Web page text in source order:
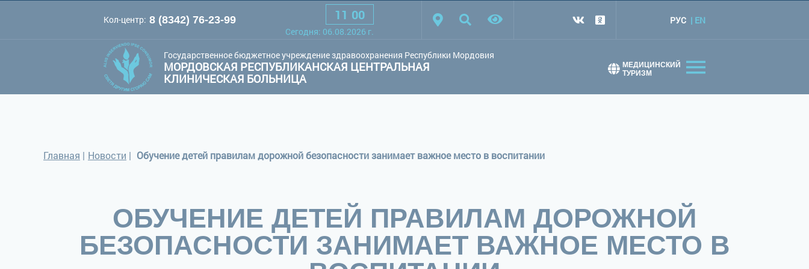
Шрифт: A A A Белая схема Черная схема Обычный сайт
Кол-центр: 8 (8342) 76-23-99 11 00
Cегодня: 06.08.2026 г.
РУС EN
Государственное бюджетное учреждение здравоохранения Республики Мордовия
МОРДОВСКАЯ РЕСПУБЛИКАНСКАЯ ЦЕНТРАЛЬНАЯ
КЛИНИЧЕСКАЯ БОЛЬНИЦА
МЕДИЦИНСКИЙ
ТУРИЗМ
Главная | Новости | Обучение детей правилам дорожной безопасности занимает важное место в воспитании
ОБУЧЕНИЕ ДЕТЕЙ ПРАВИЛАМ ДОРОЖНОЙ
БЕЗОПАСНОСТИ ЗАНИМАЕТ ВАЖНОЕ МЕСТО В